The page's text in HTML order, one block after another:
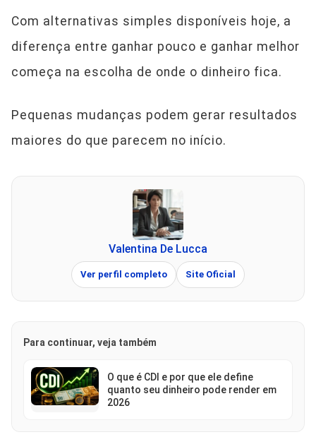
Com alternativas simples disponíveis hoje, a
diferença entre ganhar pouco e ganhar melhor
começa na escolha de onde o dinheiro fica.
Pequenas mudanças podem gerar resultados
maiores do que parecem no início.
Valentina De Lucca
Ver perfil completo Site Oficial
Para continuar, veja também
O que é CDI e por que ele define
quanto seu dinheiro pode render em
2026